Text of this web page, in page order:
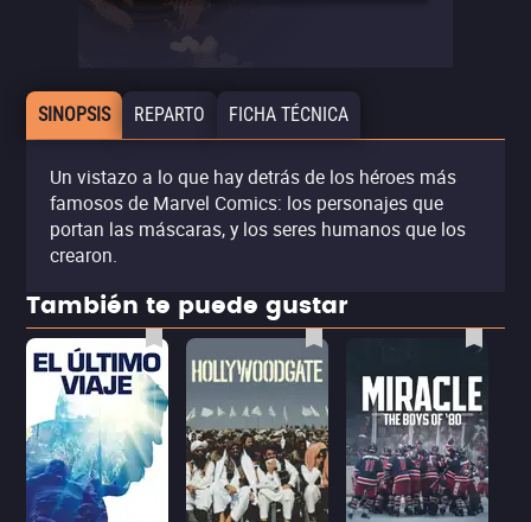
SINOPSIS REPARTO FICHA TÉCNICA
Un vistazo a lo que hay detrás de los héroes más
famosos de Marvel Comics: los personajes que
portan las máscaras, y los seres humanos que los
crearon.
También te puede gustar